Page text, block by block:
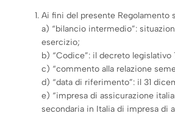
Ai fini del presente Regolamento
a) “bilancio intermedio”:
esercizio;
b) “Codice”: il decreto
c) “commento alla relazione
d) “data di riferimento”: il 31
e) “impresa di assicurazione
secondaria in Italia di impresa di